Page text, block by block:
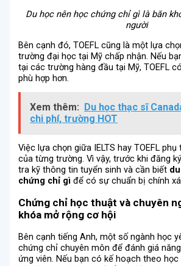
Du học nên học chứng chỉ gì là băn
người
Bên cạnh đó, TOEFL cũng là một lựa
trường đại học tại Mỹ chấp nhận. Nếu
tại các trường hàng đầu tại Mỹ, TOEFL
phù hợp hơn.
Xem thêm: Du học thạc sĩ
chi phí, trường HOT
Việc lựa chọn giữa IELTS hay TOEFL
của từng trường. Vì vậy, trước khi đăng
tra kỹ thông tin tuyển sinh và cần biết
chứng chỉ gì để có sự chuẩn bị chính
Chứng chỉ học thuật và chuyên
khóa mở rộng cơ hội
Bên cạnh tiếng Anh, một số ngành học
chứng chỉ chuyên môn để đánh giá
ứng viên. Nếu bạn có kế hoạch theo